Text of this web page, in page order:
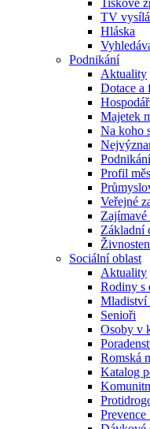
Tiskové
TV
Hláska
Podnikání
Aktuality
Dotace a
Majetek
Na koho
Profil
Veřejné
Zajímavé
Základní
Sociální oblast
Aktuality
Rodiny s
Mladiství
Senioři
Osoby v
Romská
Katalog